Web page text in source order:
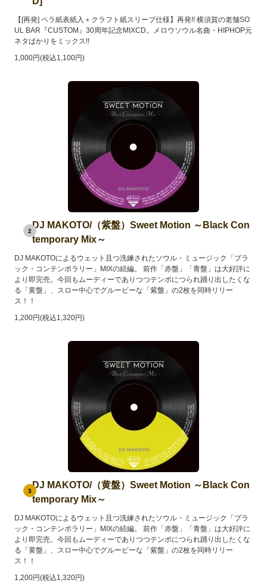
【[再発] ペラ紙表紙入＋クラフト紙スリーブ仕様】再発!! 横須賀の老舗SO
UL BAR『CUSTOM』30周年記念MIXCD。メロウソウル名曲・HIPHOP元
ネタばかりをミックス!!
1,000円(税込1,100円)
2
DJ MAKOTO/（紫盤）Sweet Motion ～Black Con
temporary Mix～
DJ MAKOTOによるウェット且つ洗練されたソウル・ミュージック「ブラ
ック・コンテンポラリー」MIXの続編。 前作「赤盤」「青盤」は大好評に
より即完売。今回もムーディーでありつつテンポにつられ踊り出したくな
る「黄盤」、スロー中心でグルービーな「紫盤」の2枚を同時リリー
ス！！
1,200円(税込1,320円)
3
DJ MAKOTO/（黄盤）Sweet Motion ～Black Con
temporary Mix～
DJ MAKOTOによるウェット且つ洗練されたソウル・ミュージック「ブラ
ック・コンテンポラリー」MIXの続編。 前作「赤盤」「青盤」は大好評に
より即完売。今回もムーディーでありつつテンポにつられ踊り出したくな
る「黄盤」、スロー中心でグルービーな「紫盤」の2枚を同時リリー
ス！！
1,200円(税込1,320円)